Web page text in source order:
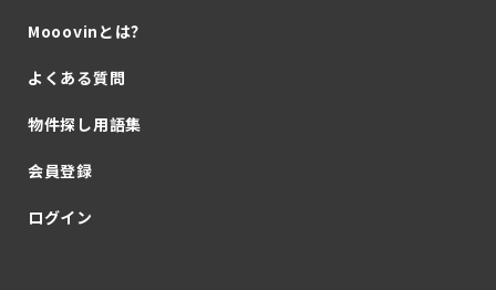
Mooovinとは？
よくある質問
物件探し用語集
会員登録
ログイン